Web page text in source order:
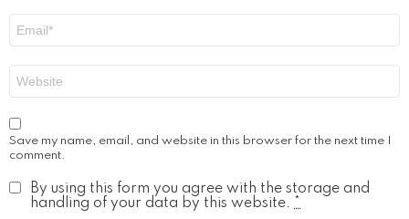
Save my name, email, and website in this browser for the next time I
comment.
By using this form you agree with the storage and
handling of your data by this website. *